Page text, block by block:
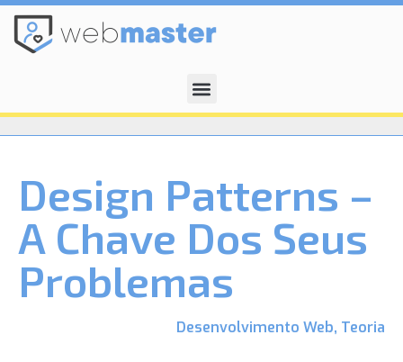
Design Patterns –
A Chave Dos Seus
Problemas
Desenvolvimento Web, Teoria